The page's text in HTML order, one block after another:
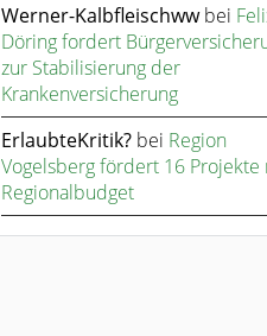
Werner-Kalbfleischwwbei
Döring fordert
zur Stabilisierung der
Krankenversicherung
ErlaubteKritik? bei Region
Vogelsberg fördert 16 Projekte
Regionalbudget